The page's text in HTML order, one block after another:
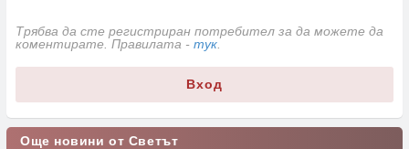
Трябва да сте регистриран потребител за да можете да
коментирате. Правилата - тук.
Вход
Още новини от Светът